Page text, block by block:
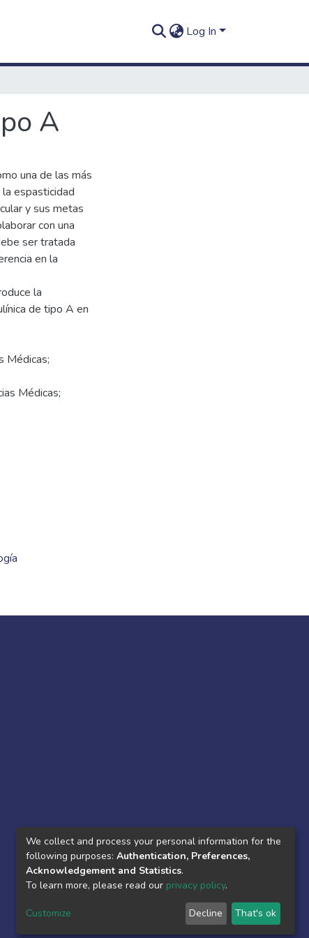
Log In
A
una de las más
espasticidad
y sus metas
con una
ser tratada
en la
la
de tipo A en
Médicas;
Médicas;
We collect and process your personal information for the
following purposes: Authentication, Preferences,
Acknowledgement and Statistics.
To learn more, please read our privacy policy.
Customize Decline That's ok